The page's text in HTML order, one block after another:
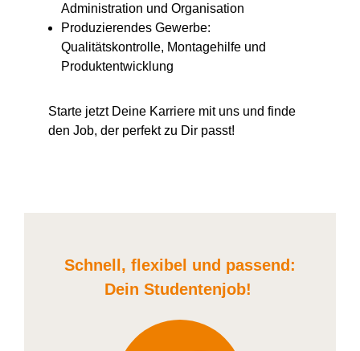
Administration und Organisation
Produzierendes Gewerbe:
Qualitätskontrolle, Montagehilfe und
Produktentwicklung
Starte jetzt Deine Karriere mit uns und finde
den Job, der perfekt zu Dir passt!
Schnell, flexibel und passend:
Dein Studentenjob!